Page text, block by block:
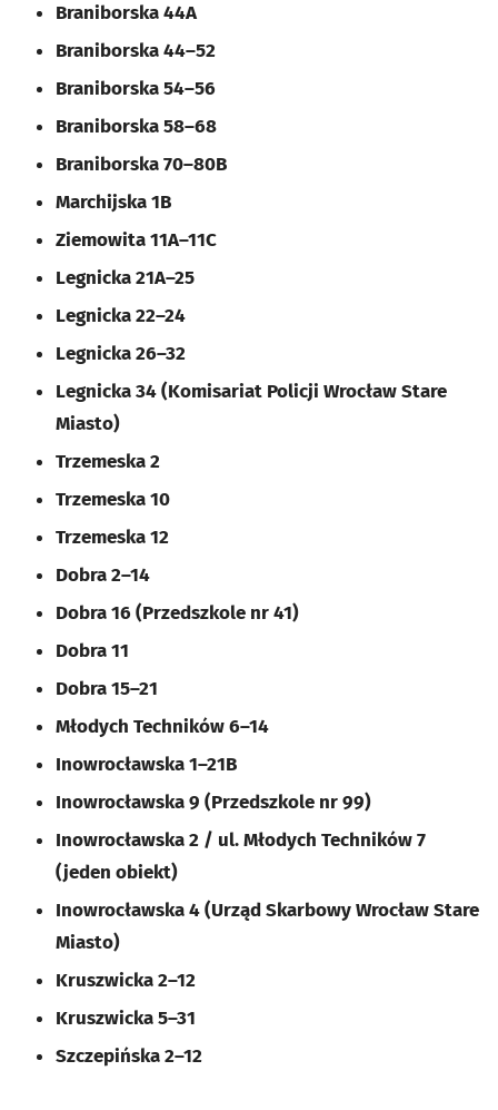
Braniborska 44A
Braniborska 44–52
Braniborska 54–56
Braniborska 58–68
Braniborska 70–80B
Marchijska 1B
Ziemowita 11A–11C
Legnicka 21A–25
Legnicka 22–24
Legnicka 26–32
Legnicka 34 (Komisariat Policji Wrocław Stare
Miasto)
Trzemeska 2
Trzemeska 10
Trzemeska 12
Dobra 2–14
Dobra 16 (Przedszkole nr 41)
Dobra 11
Dobra 15–21
Młodych Techników 6–14
Inowrocławska 1–21B
Inowrocławska 9 (Przedszkole nr 99)
Inowrocławska 2 / ul. Młodych Techników 7
(jeden obiekt)
Inowrocławska 4 (Urząd Skarbowy Wrocław Stare
Miasto)
Kruszwicka 2–12
Kruszwicka 5–31
Szczepińska 2–12